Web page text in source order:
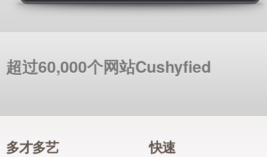
超过60,000个网站Cushyfied
多才多艺 快速